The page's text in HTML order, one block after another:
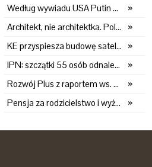
»
Według wywiadu USA Putin może przeprowadzić ograniczony atak na kraj NATO
»
Architekt, nie architektka. Polki nadal rzadko używają żeńskich nazw zawodów
»
KE przyspiesza budowę satelitarnego systemu IRIS2
»
IPN: szczątki 55 osób odnalezione podczas ekshumacji
»
Rozwój Plus z raportem ws. demografii
»
Pensja za rodzicielstwo i wyższa emerytura za dzieci. Nowe pomysły